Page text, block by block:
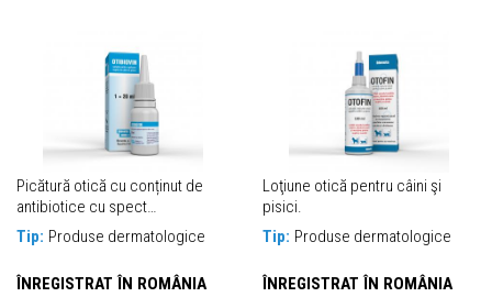
Picătură otică cu conținut de
antibiotice cu spect…
Tip: Produse dermatologice
ÎNREGISTRAT ÎN ROMÂNIA
Loţiune otică pentru câini şi
pisici.
Tip: Produse dermatologice
ÎNREGISTRAT ÎN ROMÂNIA